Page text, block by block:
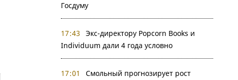
Госдуму
17:43
Экс-директору Popcorn Books и
Individuum дали 4 года условно
17:01
Смольный прогнозирует рост